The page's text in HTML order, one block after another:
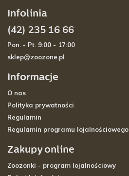
Informacje
O nas
Polityka prywatności
Regulamin
Regulamin programu lojalnościowego
Zakupy online
Zoozonki - program lojalnościowy
Infolinia
(42) 235 16 66
Pon. - Pt. 9:00 - 17:00
sklep@zoozone.pl